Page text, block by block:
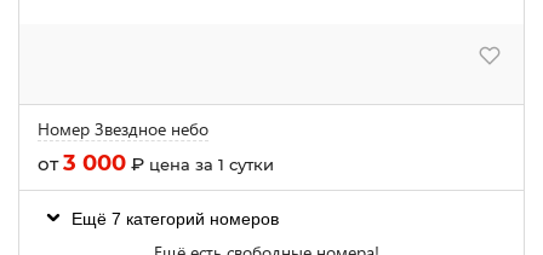
Номер Звездное небо
от3 000 ₽ цена за 1 сутки
Ещё 7 категорий номеров